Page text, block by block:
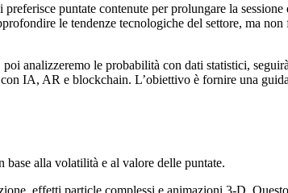
puntate contenute per prolungare la sessione
le tendenze tecnologiche del settore, ma
analizzeremo le probabilità con dati statistici,
IA, AR e blockchain. L’obiettivo è fornire una
alla volatilità e al valore delle puntate.
effetti particle complessi e animazioni 3‑D.